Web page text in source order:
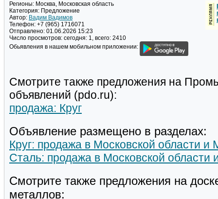
Регионы: Москва, Московская область
Категория: Предложение
Автор: Вадим Вадимов
Телефон: +7 (965) 1716071
Отправлено: 01.06.2026 15:23
Число просмотров: сегодня: 1, всего: 2410
Обьявления в нашем мобильном приложении:
Смотрите также предложения на
объявлений (pdo.ru):
продажа: Круг
Объявление размещено в разделах:
Круг: продажа в Московской области и
Сталь: продажа в Московской области
Смотрите также предложения на
металлов: